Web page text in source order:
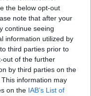
the below opt-out
note that after your
continue seeing
information utilized by
third parties prior to
out of the further
by third parties on the
This information may
on the IAB’s List of
fine e armonico,